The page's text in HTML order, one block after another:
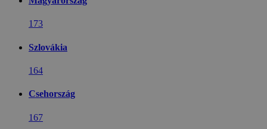
173
Szlovákia
164
Csehország
167